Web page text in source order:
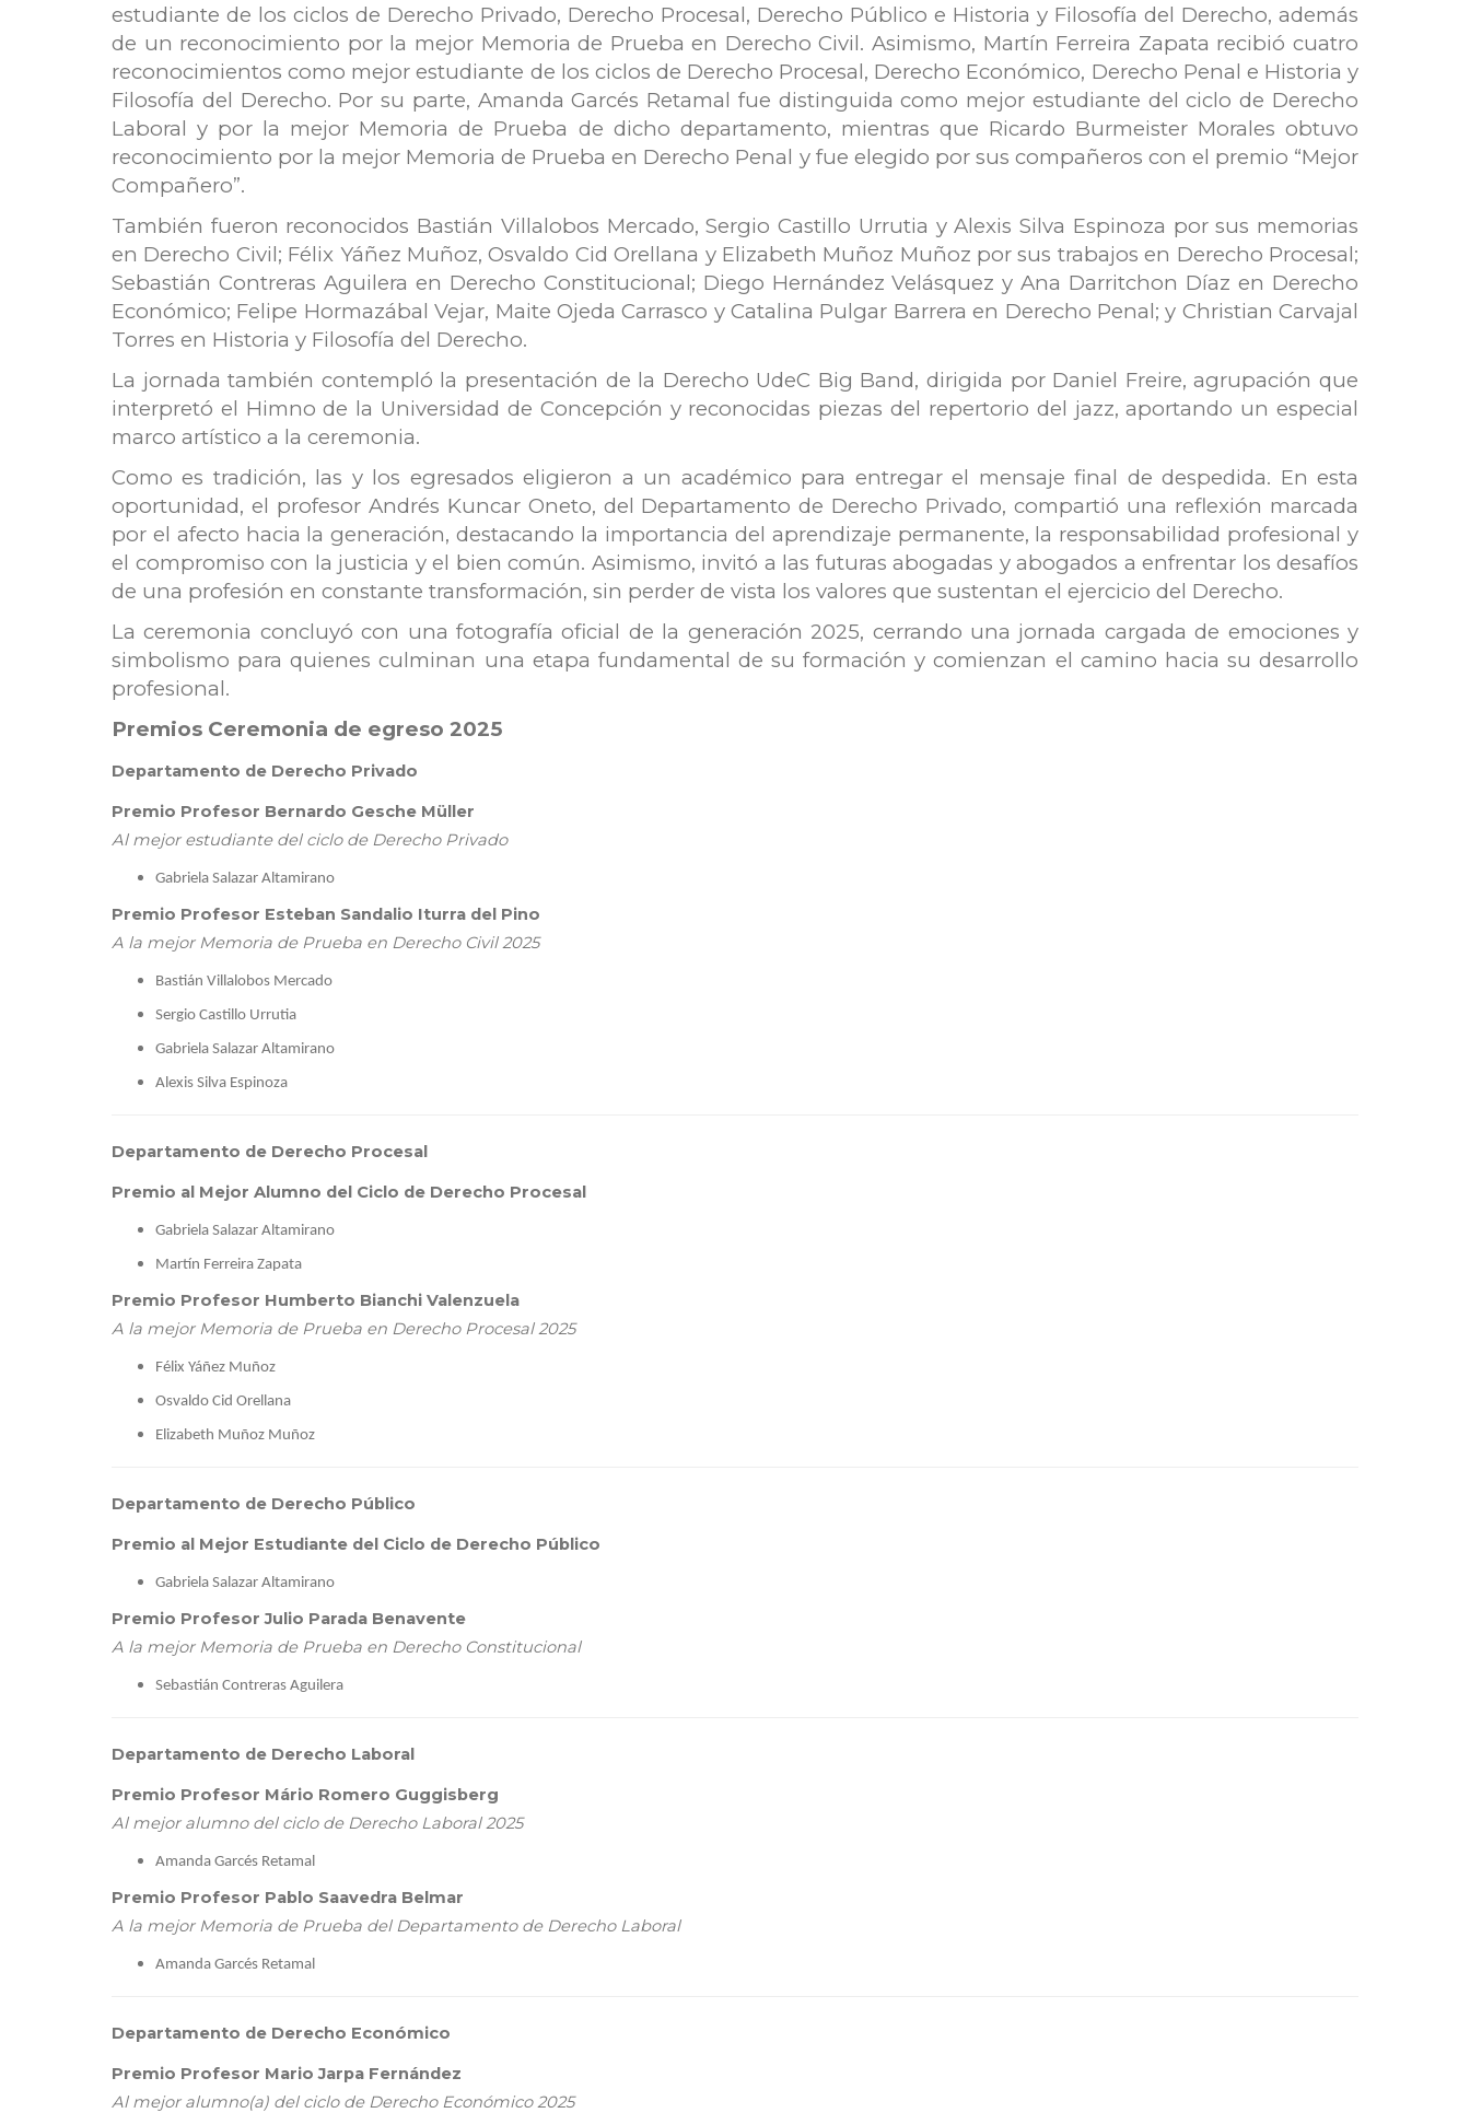
estudiante de los ciclos de Derecho Privado, Derecho Procesal, Derecho Público e Historia y Filosofía del Derecho, además
de un reconocimiento por la mejor Memoria de Prueba en Derecho Civil. Asimismo, Martín Ferreira Zapata recibió cuatro
reconocimientos como mejor estudiante de los ciclos de Derecho Procesal, Derecho Económico, Derecho Penal e Historia y
Filosofía del Derecho. Por su parte, Amanda Garcés Retamal fue distinguida como mejor estudiante del ciclo de Derecho
Laboral y por la mejor Memoria de Prueba de dicho departamento, mientras que Ricardo Burmeister Morales obtuvo
reconocimiento por la mejor Memoria de Prueba en Derecho Penal y fue elegido por sus compañeros con el premio “Mejor
Compañero”.
También fueron reconocidos Bastián Villalobos Mercado, Sergio Castillo Urrutia y Alexis Silva Espinoza por sus memorias
en Derecho Civil; Félix Yáñez Muñoz, Osvaldo Cid Orellana y Elizabeth Muñoz Muñoz por sus trabajos en Derecho Procesal;
Sebastián Contreras Aguilera en Derecho Constitucional; Diego Hernández Velásquez y Ana Darritchon Díaz en Derecho
Económico; Felipe Hormazábal Vejar, Maite Ojeda Carrasco y Catalina Pulgar Barrera en Derecho Penal; y Christian Carvajal
Torres en Historia y Filosofía del Derecho.
La jornada también contempló la presentación de la Derecho UdeC Big Band, dirigida por Daniel Freire, agrupación que
interpretó el Himno de la Universidad de Concepción y reconocidas piezas del repertorio del jazz, aportando un especial
marco artístico a la ceremonia.
Como es tradición, las y los egresados eligieron a un académico para entregar el mensaje final de despedida. En esta
oportunidad, el profesor Andrés Kuncar Oneto, del Departamento de Derecho Privado, compartió una reflexión marcada
por el afecto hacia la generación, destacando la importancia del aprendizaje permanente, la responsabilidad profesional y
el compromiso con la justicia y el bien común. Asimismo, invitó a las futuras abogadas y abogados a enfrentar los desafíos
de una profesión en constante transformación, sin perder de vista los valores que sustentan el ejercicio del Derecho.
La ceremonia concluyó con una fotografía oficial de la generación 2025, cerrando una jornada cargada de emociones y
simbolismo para quienes culminan una etapa fundamental de su formación y comienzan el camino hacia su desarrollo
profesional.
Premios Ceremonia de egreso 2025
Departamento de Derecho Privado
Premio Profesor Bernardo Gesche Müller
Al mejor estudiante del ciclo de Derecho Privado
Gabriela Salazar Altamirano
Premio Profesor Esteban Sandalio Iturra del Pino
A la mejor Memoria de Prueba en Derecho Civil 2025
Bastián Villalobos Mercado
Sergio Castillo Urrutia
Gabriela Salazar Altamirano
Alexis Silva Espinoza
Departamento de Derecho Procesal
Premio al Mejor Alumno del Ciclo de Derecho Procesal
Gabriela Salazar Altamirano
Martín Ferreira Zapata
Premio Profesor Humberto Bianchi Valenzuela
A la mejor Memoria de Prueba en Derecho Procesal 2025
Félix Yáñez Muñoz
Osvaldo Cid Orellana
Elizabeth Muñoz Muñoz
Departamento de Derecho Público
Premio al Mejor Estudiante del Ciclo de Derecho Público
Gabriela Salazar Altamirano
Premio Profesor Julio Parada Benavente
A la mejor Memoria de Prueba en Derecho Constitucional
Sebastián Contreras Aguilera
Departamento de Derecho Laboral
Premio Profesor Mário Romero Guggisberg
Al mejor alumno del ciclo de Derecho Laboral 2025
Amanda Garcés Retamal
Premio Profesor Pablo Saavedra Belmar
A la mejor Memoria de Prueba del Departamento de Derecho Laboral
Amanda Garcés Retamal
Departamento de Derecho Económico
Premio Profesor Mario Jarpa Fernández
Al mejor alumno(a) del ciclo de Derecho Económico 2025